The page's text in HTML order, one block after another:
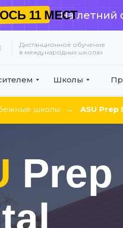
На летний
11 МЕСТ
Школы
Дистанционное обучение
в международных школах
школы → ASU Prep
Prep